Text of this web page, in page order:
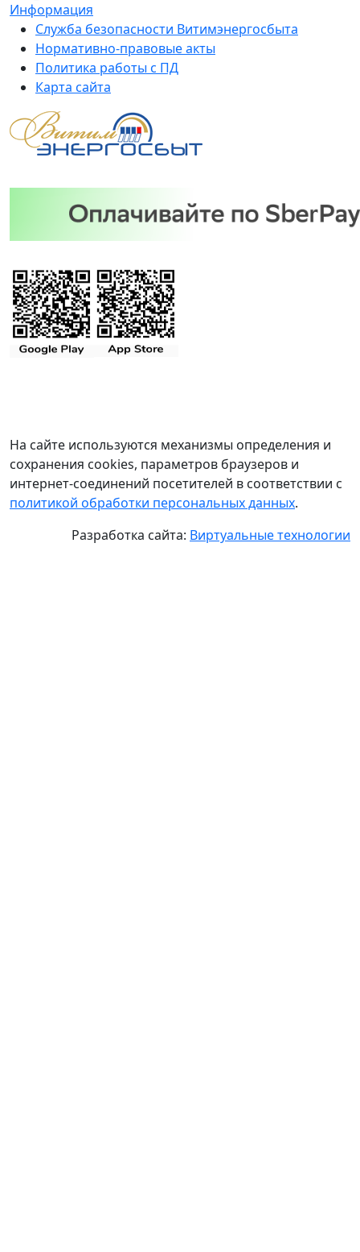
Информация
Служба безопасности Витимэнергосбыта
Нормативно-правовые акты
Политика работы с ПД
Карта сайта
На сайте используются механизмы определения и
сохранения cookies, параметров браузеров и
интернет-соединений посетителей в соответствии с
политикой обработки персональных данных.
Разработка сайта: Виртуальные технологии